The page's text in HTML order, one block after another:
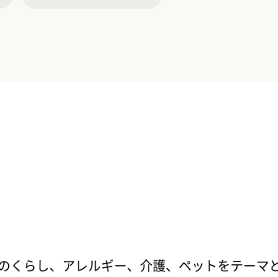
くらし、アレルギー、介護、ペットをテーマ